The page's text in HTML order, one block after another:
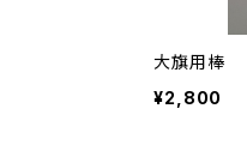
大旗用棒
¥2,800